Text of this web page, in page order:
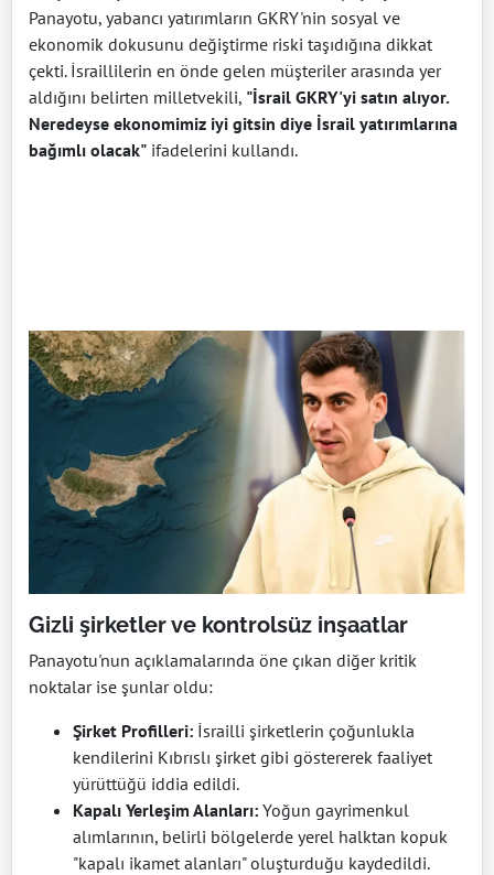
Panayotu, yabancı yatırımların GKRY'nin sosyal ve
ekonomik dokusunu değiştirme riski taşıdığına dikkat
çekti. İsraillilerin en önde gelen müşteriler arasında yer
aldığını belirten milletvekili, "İsrail GKRY'yi satın alıyor.
Neredeyse ekonomimiz iyi gitsin diye İsrail yatırımlarına
bağımlı olacak" ifadelerini kullandı.
Gizli şirketler ve kontrolsüz inşaatlar
Panayotu'nun açıklamalarında öne çıkan diğer kritik
noktalar ise şunlar oldu:
Şirket Profilleri: İsrailli şirketlerin çoğunlukla
kendilerini Kıbrıslı şirket gibi göstererek faaliyet
yürüttüğü iddia edildi.
Kapalı Yerleşim Alanları: Yoğun gayrimenkul
alımlarının, belirli bölgelerde yerel halktan kopuk
"kapalı ikamet alanları" oluşturduğu kaydedildi.